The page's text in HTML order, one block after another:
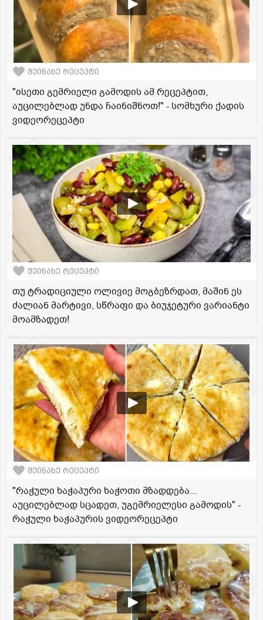
შეინახე რეცეპტი
"ისეთი გემრიელი გამოდის ამ რეცეპტით,
აუცილებლად უნდა ჩაინიშნოთ!" - სომხური ქადის
ვიდეორეცეპტი
შეინახე რეცეპტი
თუ ტრადიციული ოლივიე მოგბეზრდათ, მაშინ ეს
ძალიან მარტივი, სწრაფი და ბიუჯეტური ვარიანტი
მოამზადეთ!
შეინახე რეცეპტი
"რაჭული ხაჭაპური ხაჭოთი მზადდება...
აუცილებლად სცადეთ, უგემრიელესი გამოდის" -
რაჭული ხაჭაპურის ვიდეორეცეპტი